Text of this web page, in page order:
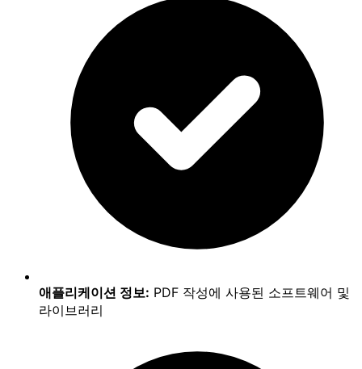
애플리케이션 정보: PDF 작성에 사용된 소프트웨어 및
라이브러리